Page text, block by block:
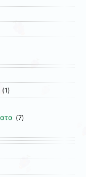
(1)
(7)